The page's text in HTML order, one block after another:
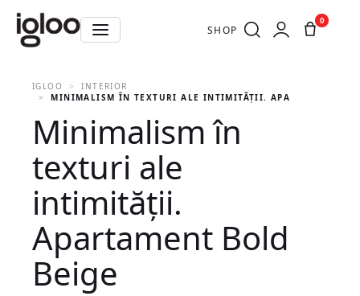
SHOP
0
IGLOO
INTERIOR
MINIMALISM ÎN TEXTURI ALE INTIMITĂȚII. APARTAMENT
Minimalism în
texturi ale
intimității.
Apartament Bold
Beige